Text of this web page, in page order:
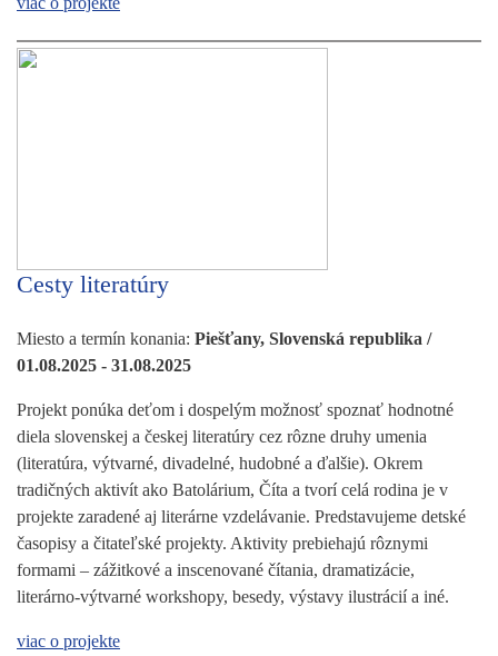
Cesty literatúry
Miesto a termín konania: Piešťany, Slovenská republika /
01.08.2025 - 31.08.2025
Projekt ponúka deťom i dospelým možnosť spoznať hodnotné
diela slovenskej a českej literatúry cez rôzne druhy umenia
(literatúra, výtvarné, divadelné, hudobné a ďalšie). Okrem
tradičných aktivít ako Batolárium, Číta a tvorí celá rodina je v
projekte zaradené aj literárne vzdelávanie. Predstavujeme detské
časopisy a čitateľské projekty. Aktivity prebiehajú rôznymi
formami – zážitkové a inscenované čítania, dramatizácie,
literárno-výtvarné workshopy, besedy, výstavy ilustrácií a iné.
viac o projekte